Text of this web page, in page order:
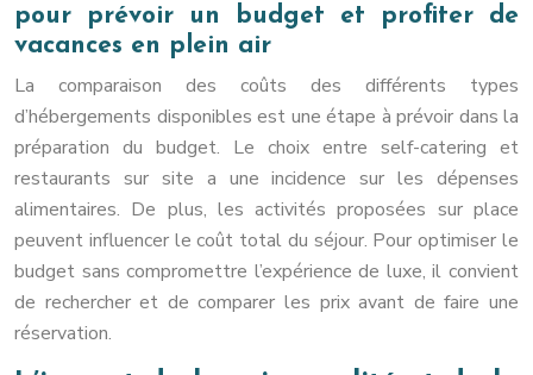
pour prévoir un budget et profiter de
vacances en plein air
La comparaison des coûts des différents types
d’hébergements disponibles est une étape à prévoir dans la
préparation du budget. Le choix entre self-catering et
restaurants sur site a une incidence sur les dépenses
alimentaires. De plus, les activités proposées sur place
peuvent influencer le coût total du séjour. Pour optimiser le
budget sans compromettre l’expérience de luxe, il convient
de rechercher et de comparer les prix avant de faire une
réservation.